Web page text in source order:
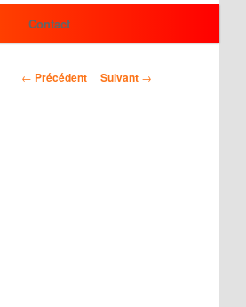
Contact
Navigation
← Précédent Suivant →